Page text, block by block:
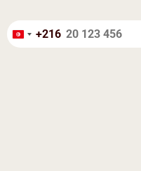
Tunisia
+216